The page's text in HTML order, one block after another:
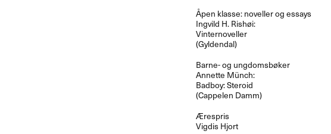
Åpen klasse: noveller og essays
Ingvild H. Rishøi:
Vinternoveller
(Gyldendal)
Barne- og ungdomsbøker
Annette Münch:
Badboy: Steroid
(Cappelen Damm)
Ærespris
Vigdis Hjort